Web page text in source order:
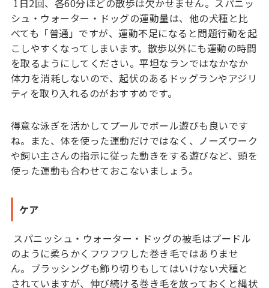
1日2回、各60分ほどの散歩は欠かせません。スパニッ
シュ・ウォーター・ドッグの運動量は、他の犬種と比
べても「普通」ですが、運動不足になると問題行動を起
こしやすくなってしまいます。散歩以外にも運動の時間
を取るようにしてください。平坦なランではなかなか
体力を消耗しないので、起伏のあるドッグランやアジリ
ティを取り入れるのがおすすめです。
得意な泳ぎを活かしてプールでボール遊びも良いです
ね。また、体を使った運動だけではなく、ノーズワーク
や飼い主さんの指示に従った動きをする遊びなど、頭を
使った運動も合わせておこないましょう。
ケア
スパニッシュ・ウォーター・ドッグの被毛はプードル
のように柔らかくフワフワした巻き毛ではありませ
ん。ブラッシングも飾り切りもしてはいけない犬種と
されていますが、伸び続ける巻き毛を放っておくと縄状